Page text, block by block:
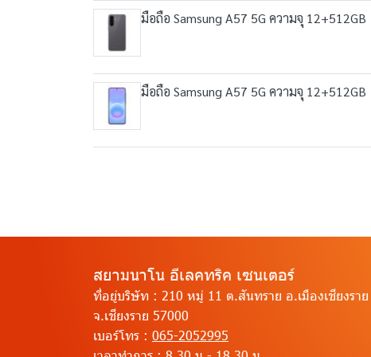
มือถือ Samsung A57 5G ความจุ 12+512GB
มือถือ Samsung A57 5G ความจุ 12+512GB
สยามนาโน อีเลคทริค เซนเตอร์
ที่อยู่บริษัท : 210 หมู่ 11 ต.สันทราย อ.เมืองเชียงราย
จ.เชียงราย 57000
เบอร์โทร : 065-2052995